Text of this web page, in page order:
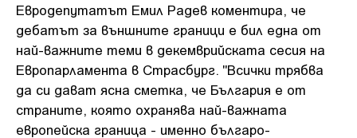
Евродепутатът Емил Радев коментира, че
дебатът за външните граници е бил една от
най-важните теми в декемврийската сесия на
Европарламента в Страсбург. "Всички трябва
да си дават ясна сметка, че България е от
страните, която охранява най-важната
европейска граница - именно българо-